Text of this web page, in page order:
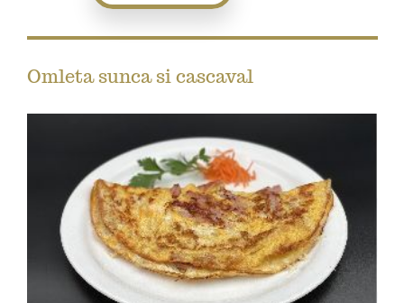
Omleta sunca si cascaval